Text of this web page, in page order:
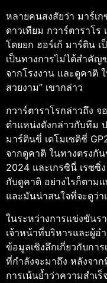
หลายคนสงสัยว่า มาร์เ
ดาวเทียม กวาร์ตาราโร
โดยยก ฮอร์เก้ มาร์ติน เ
เป็นทางการไม่ได้สำคั
จากโรงงาน และดูคาติ
สวยงาม” เขากล่าว
กวาร์ตาราโรกล่าวถึง
ตำแหน่งดังกล่าวกับทีม
มาร์ตินขี่ เดโมเซดิชี่
จากดูคาติ ในทางตรงกั
2024 และเกรซินี่ เรซซิ่
กับดูคาติ อย่างไรก็ตาม
และมันน่าสนใจที่จะดูว่า
ในระหว่างการแข่งขันร
เจ้าหน้าที่บริหารและผู้อ
ข้อมูลเชิงลึกเกี่ยวกับกา
ที่กำลังจะมาถึง หลังจา
การเน้นย้ำว่าความสำเ